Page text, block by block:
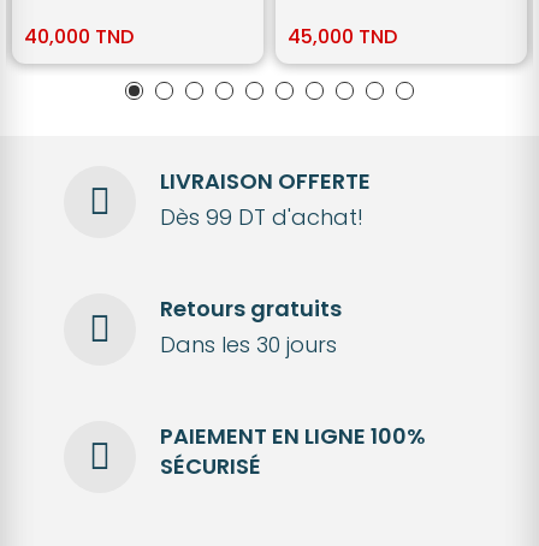
40,000 TND 45,000 TND
LIVRAISON OFFERTE
Dès 99 DT d'achat!
Retours gratuits
Dans les 30 jours
PAIEMENT EN LIGNE 100%
SÉCURISÉ